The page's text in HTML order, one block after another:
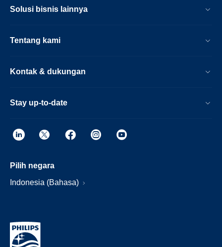
Solusi bisnis lainnya
Tentang kami
Kontak & dukungan
Stay up-to-date
Pilih negara
Indonesia (Bahasa)